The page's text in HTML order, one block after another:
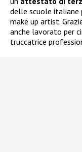
delle scuole italiane
make up artist.
anche lavorato per
truccatrice